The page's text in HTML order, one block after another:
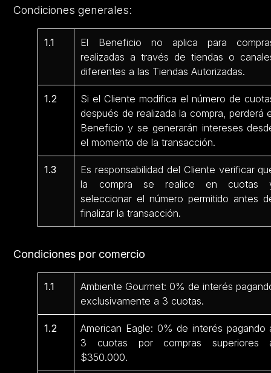
Condiciones generales:
1.1
El Beneficio no aplica para
realizadas a través de tiendas o
diferentes a las Tiendas Autorizadas.
1.2
Si el Cliente modifica el número de
después de realizada la compra, perderá
Beneficio y se generarán intereses
el momento de la transacción.
1.3
Es responsabilidad del Cliente verificar
la compra se realice en cuotas
seleccionar el número permitido antes
finalizar la transacción.
Condiciones por comercio
1.1
Ambiente Gourmet: 0% de interés
exclusivamente a 3 cuotas.
1.2
American Eagle: 0% de interés pagando
3 cuotas por compras superiores
$350.000.